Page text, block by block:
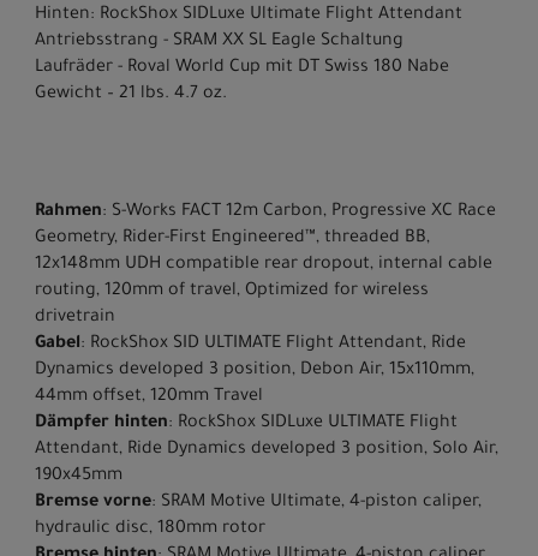
Hinten: RockShox SIDLuxe Ultimate Flight Attendant
Antriebsstrang - SRAM XX SL Eagle Schaltung
Laufräder - Roval World Cup mit DT Swiss 180 Nabe
Gewicht – 21 lbs. 4.7 oz.
Rahmen: S-Works FACT 12m Carbon, Progressive XC Race
Geometry, Rider-First Engineered™, threaded BB,
12x148mm UDH compatible rear dropout, internal cable
routing, 120mm of travel, Optimized for wireless
drivetrain
Gabel: RockShox SID ULTIMATE Flight Attendant, Ride
Dynamics developed 3 position, Debon Air, 15x110mm,
44mm offset, 120mm Travel
Dämpfer hinten: RockShox SIDLuxe ULTIMATE Flight
Attendant, Ride Dynamics developed 3 position, Solo Air,
190x45mm
Bremse vorne: SRAM Motive Ultimate, 4-piston caliper,
hydraulic disc, 180mm rotor